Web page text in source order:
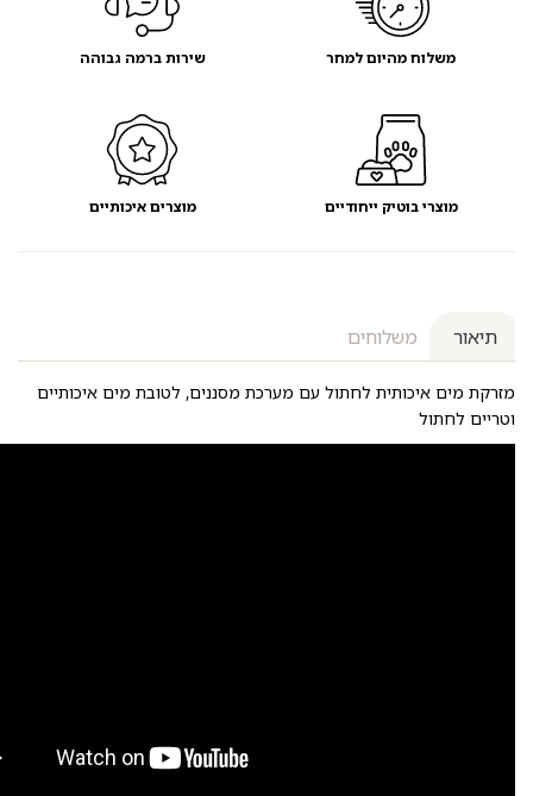
תיאור משלוחים
מזרקת מים איכותית לחתול עם מערכת מסננים, לטובת מים איכותיים
וטריים לחתול
משלוח מהיום למחר שירות ברמה גבוהה
מוצרי בוטיק ייחודיים מוצרים איכותיים